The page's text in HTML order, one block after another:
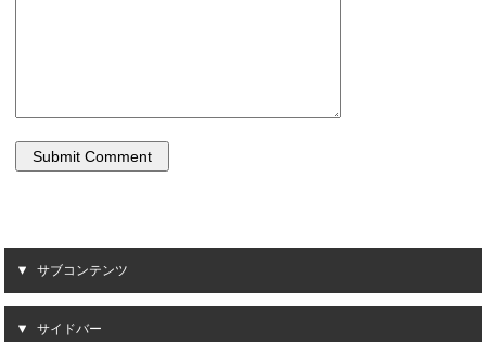
サブコンテンツ
サイドバー